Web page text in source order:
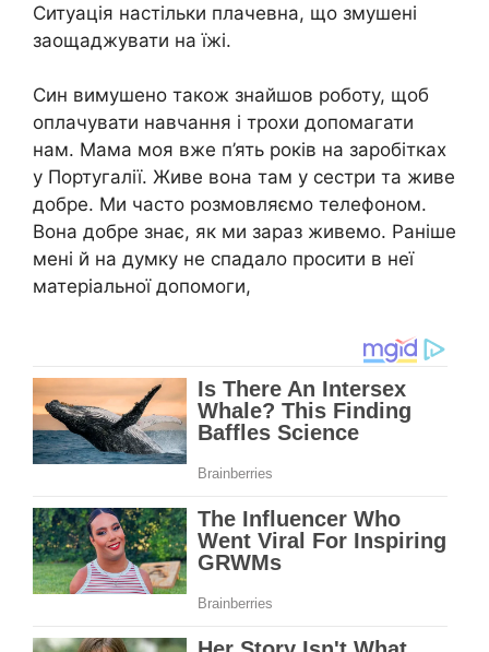
Ситуація настільки плачевна, що змушені
заощаджувати на їжі.
Син вимушено також знайшов роботу, щоб
оплачувати навчання і трохи допомагати
нам. Мама моя вже п’ять років на заробітках
у Португалії. Живе вона там у сестри та живе
добре. Ми часто розмовляємо телефоном.
Вона добре знає, як ми зараз живемо. Раніше
мені й на думку не спадало просити в неї
матеріальної допомоги,